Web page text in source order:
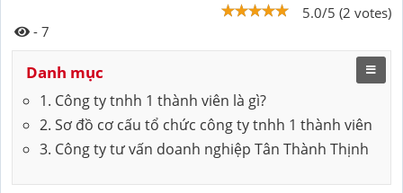
5.0/5 (2 votes)
- 7
Danh mục
1. Công ty tnhh 1 thành viên là gì?
2. Sơ đồ cơ cấu tổ chức công ty tnhh 1 thành viên
3. Công ty tư vấn doanh nghiệp Tân Thành Thịnh